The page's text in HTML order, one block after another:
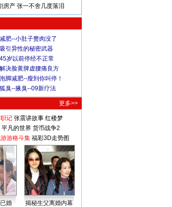
房产 张一不舍几度落泪
减肥--小肚子赘肉没了
吸引异性的秘密武器
45岁以前停经不正常
解决脸黄脾虚腰痛良方
泡脚减肥--瘦到你叫停！
狐臭--腋臭--09新疗法
更多>>
记 张震讲故事 红楼梦
平凡的世界 货币战争2
游格斗集 福彩3D走势图
婚
揭秘生父离婚内幕